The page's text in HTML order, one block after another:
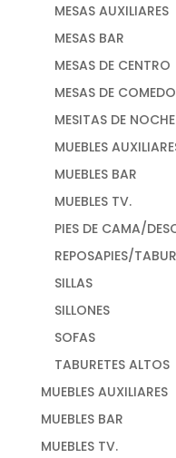
MESAS AUXILIARES
MESAS BAR
MESAS DE CENTRO
MESAS DE
MESITAS DE NOCHE
MUEBLES
MUEBLES BAR
MUEBLES TV.
PIES DE CAMA/
REPOSAPIES/
SILLAS
SILLONES
SOFAS
TABURETES ALTOS
MUEBLES AUXILIARES
MUEBLES BAR
MUEBLES TV.